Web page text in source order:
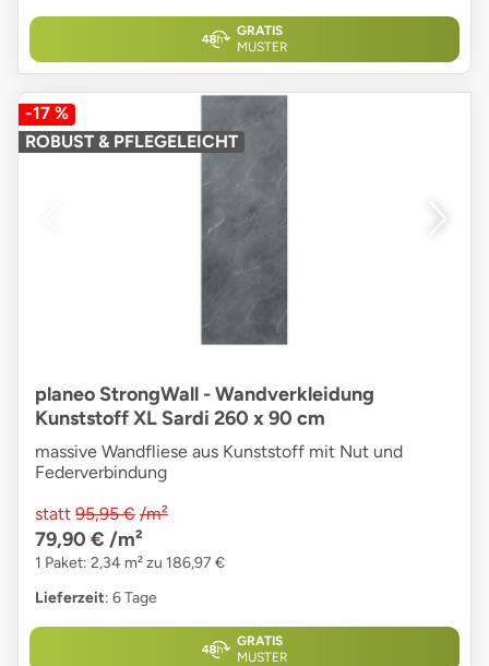
GRATIS
MUSTER
-17 %
ROBUST & PFLEGELEICHT
planeo StrongWall - Wandverkleidung
Kunststoff XL Sardi 260 x 90 cm
massive Wandfliese aus Kunststoff mit Nut und
Federverbindung
statt 95,95 € /m²
79,90 € /m²
1 Paket: 2,34 m² zu 186,97 €
Lieferzeit: 6 Tage
GRATIS
MUSTER